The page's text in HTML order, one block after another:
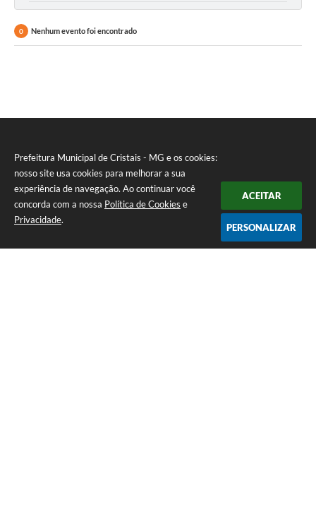
Prefeitura Municipal de Cristais - MG e os cookies:
nosso site usa cookies para melhorar a sua
experiência de navegação. Ao continuar você
concorda com a nossa Política de Cookies e
Privacidade.
ACEITAR
PERSONALIZAR
0 Nenhum evento foi encontrado